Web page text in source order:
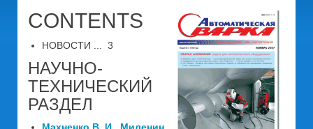
CONTENTS
НОВОСТИ ... 3
НАУЧНО-
ТЕХНИЧЕСКИЙ
РАЗДЕЛ